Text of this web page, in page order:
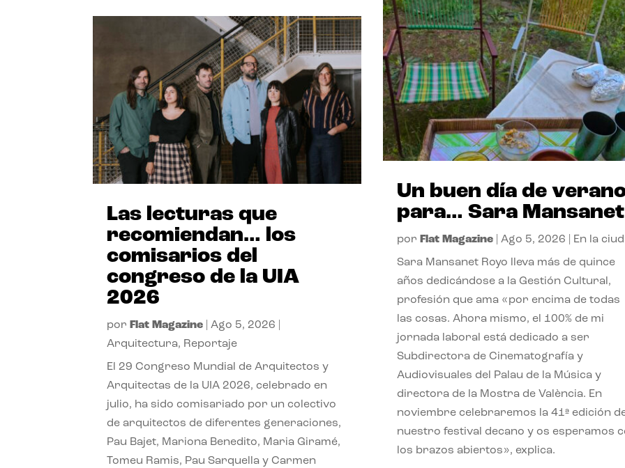
Las lecturas que
recomiendan… los
comisarios del
congreso de la UIA
2026
por Flat Magazine |Ago 5, 2026
Arquitectura, Reportaje
El 29 Congreso Mundial de Arquitectos y
Arquitectas de la UIA 2026, celebrado en
julio, ha sido comisariado por un colectivo
de arquitectos de diferentes generaciones,
Pau Bajet, Mariona Benedito, Maria Giramé,
Tomeu Ramis, Pau Sarquella y Carmen
Un buen día de
para… Sara Mansanet
por Flat Magazine| Ago 5, 2026 En la
Sara Mansanet Royo lleva más de quince
años dedicándose a la Gestión Cultural,
profesión que ama «por encima de todas
las cosas. Ahora mismo, el 100% de mi
jornada laboral está dedicado a ser
Subdirectora de Cinematografía y
Audiovisuales del Palau de la Música y
directora de la Mostra de València. En
noviembre celebraremos la 41ª edición
nuestro festival decano y os esperamos
los brazos abiertos», explica.